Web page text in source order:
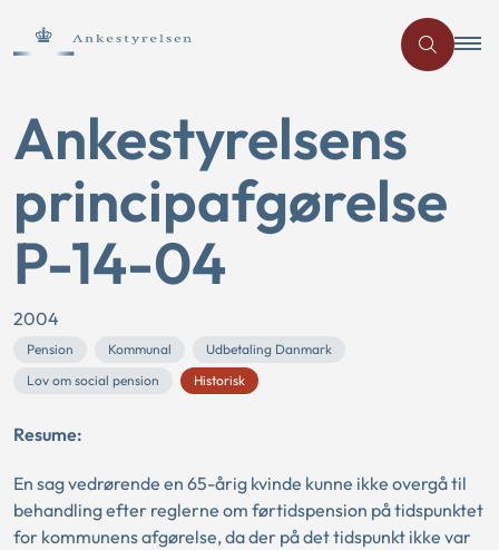
Ankestyrelsens
principafgørelse
P-14-04
2004
Pension Kommunal
Udbetaling Danmark
Lov om social pension
Historisk
Resume:
En sag vedrørende en 65-årig kvinde kunne ikke overgå til
behandling efter reglerne om førtidspension på tidspunktet
for kommunens afgørelse, da der på det tidspunkt ikke var